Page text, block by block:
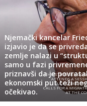
Njemački kancelar
izjavio je da se
zemlje nalazi u
samo u fazi
priznavši da je
ekonomski put teži
očekivao.
CHRISTIAN
ATTENDS A
SUCCEEDED
CALLS FOR A
AT THE